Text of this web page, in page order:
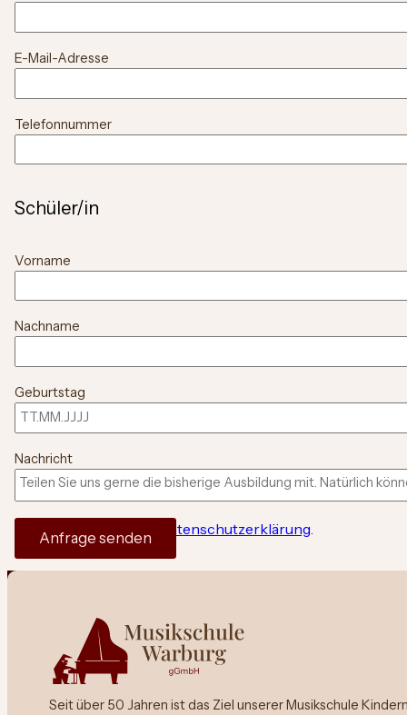
E-Mail-Adresse
Telefonnummer
Schüler/in
Vorname
Nachname
Geburtstag
Alter
Nachricht
Ich akzeptiere die Datenschutzerklärung
Anfrage senden
Seit über 50 Jahren ist das Ziel unserer Musikschule